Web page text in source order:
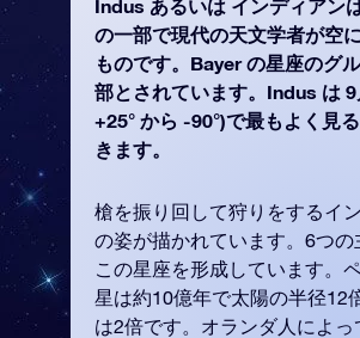
Indus あるいは インディアン
の一部で現代の天文学者が空
ものです。Bayer の星座のグ
部とされています。Indus は
+25° から -90°)で最もよく見
きます。
槍を振り回して狩りをするイ
の姿が描かれています。6つの
この星座を形成しています。
星は約10億年で太陽の半径12
は2倍です。オランダ人によっ